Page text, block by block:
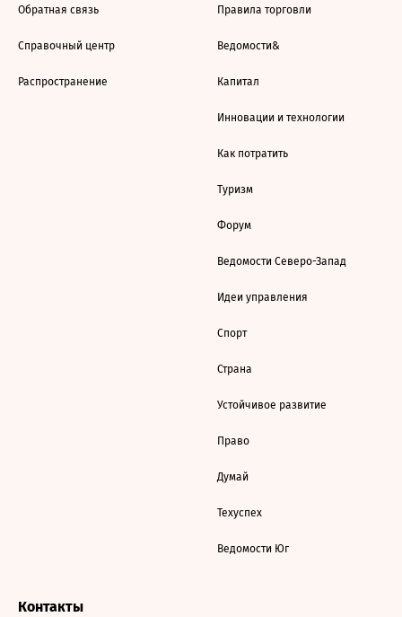
Обратная связь
Справочный центр
Распространение
Правила торговли
Ведомости&
Капитал
Инновации и технологии
Как потратить
Туризм
Форум
Ведомости Северо-Запад
Идеи управления
Спорт
Страна
Устойчивое развитие
Право
Думай
Техуспех
Ведомости Юг
Контакты